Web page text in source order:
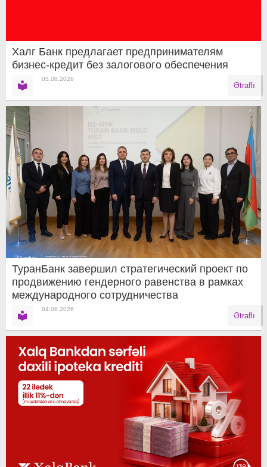
Халг Банк предлагает предпринимателям
бизнес-кредит без залогового обеспечения
05.08.2026
Ətraflı
ТуранБанк завершил стратегический проект по
продвижению гендерного равенства в рамках
международного сотрудничества
04.08.2026
Ətraflı